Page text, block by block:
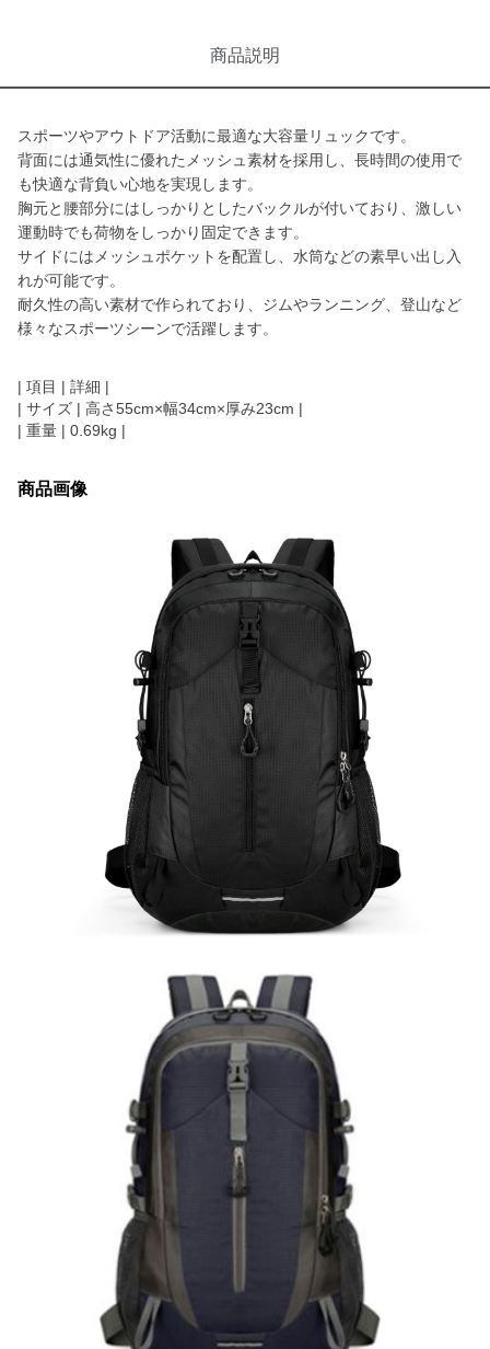
商品説明
スポーツやアウトドア活動に最適な大容量リュックです。
背面には通気性に優れたメッシュ素材を採用し、長時間の使用で
も快適な背負い心地を実現します。
胸元と腰部分にはしっかりとしたバックルが付いており、激しい
運動時でも荷物をしっかり固定できます。
サイドにはメッシュポケットを配置し、水筒などの素早い出し入
れが可能です。
耐久性の高い素材で作られており、ジムやランニング、登山など
様々なスポーツシーンで活躍します。
| 項目 | 詳細 |
| サイズ | 高さ55cm×幅34cm×厚み23cm |
| 重量 | 0.69kg |
商品画像